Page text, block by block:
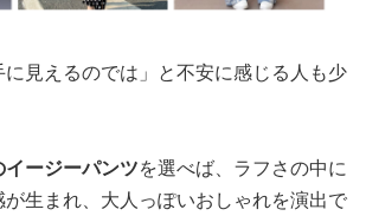
見えるのでは」と不安に感じる人も少
ージーパンツを選べば、ラフさの中に
生まれ、大人っぽいおしゃれを演出で